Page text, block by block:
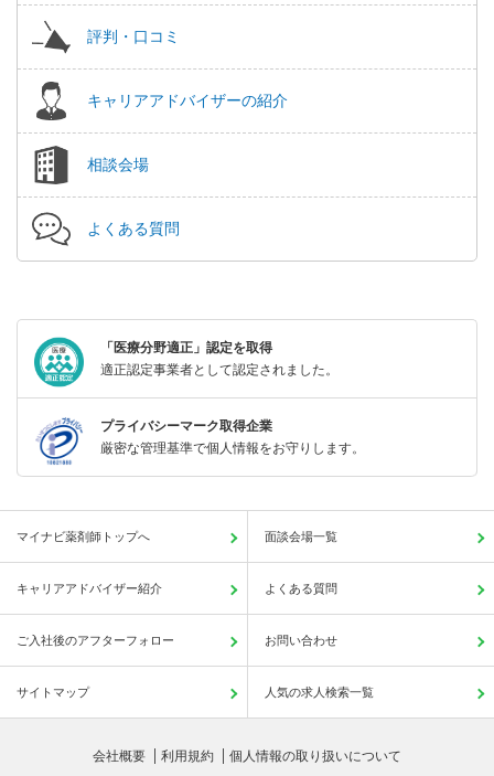
評判・口コミ
キャリアアドバイザーの紹介
相談会場
よくある質問
「医療分野適正」認定を取得
適正認定事業者として認定されました。
プライバシーマーク取得企業
厳密な管理基準で個人情報をお守りします。
マイナビ薬剤師トップへ 面談会場一覧
キャリアアドバイザー紹介 よくある質問
ご入社後のアフターフォロー お問い合わせ
サイトマップ 人気の求人検索一覧
会社概要 利用規約 個人情報の取り扱いについて